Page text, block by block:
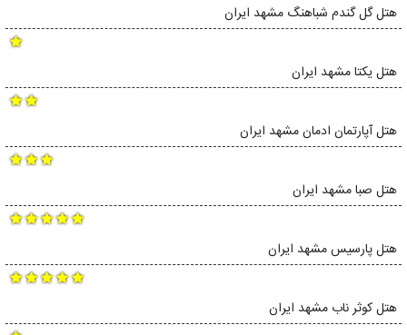
هتل گل گندم شباهنگ مشهد ایران
هتل یکتا مشهد ایران
هتل آپارتمان ادمان مشهد ایران
هتل صبا مشهد ایران
هتل پارسیس مشهد ایران
هتل کوثر ناب مشهد ایران